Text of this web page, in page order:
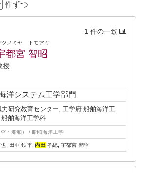
件ずつ
1 件の一致
ツノミヤ トモアキ
都宮 智昭
授
洋システム工学部門
力研究教育センター, 工学府 船舶海洋工
舶海洋工学科
・船舶） / 船舶海洋工学
, 田中 鉄平, 内田 孝紀, 宇都宮 智昭